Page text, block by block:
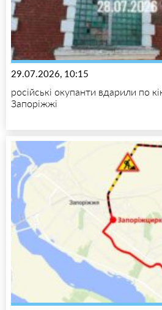
29.07.2026, 10:15
російські окупанти вдарили по
Запоріжжі